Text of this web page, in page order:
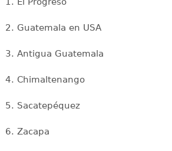
2. Guatemala en USA
3. Antigua Guatemala
4. Chimaltenango
5. Sacatepéquez
6. Zacapa